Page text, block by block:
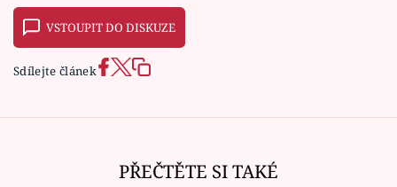
VSTOUPIT DO DISKUZE
Sdílejte článek
PŘEČTĚTE SI TAKÉ